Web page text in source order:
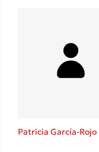
Patricia García-Rojo